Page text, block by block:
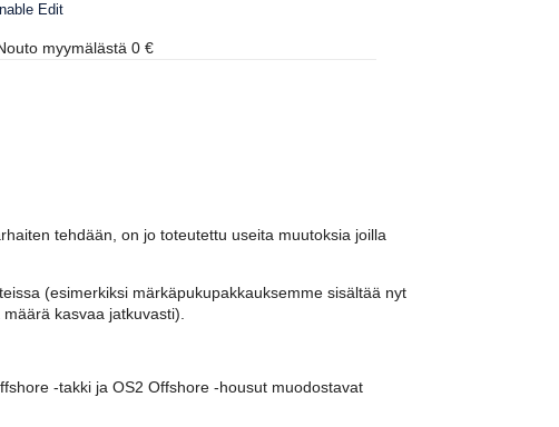
Edit
myymälästä 0 €
tehdään, on jo toteutettu useita muutoksia joilla
(esimerkiksi märkäpukupakkauksemme sisältää nyt
kasvaa jatkuvasti).
-takki ja OS2 Offshore -housut muodostavat